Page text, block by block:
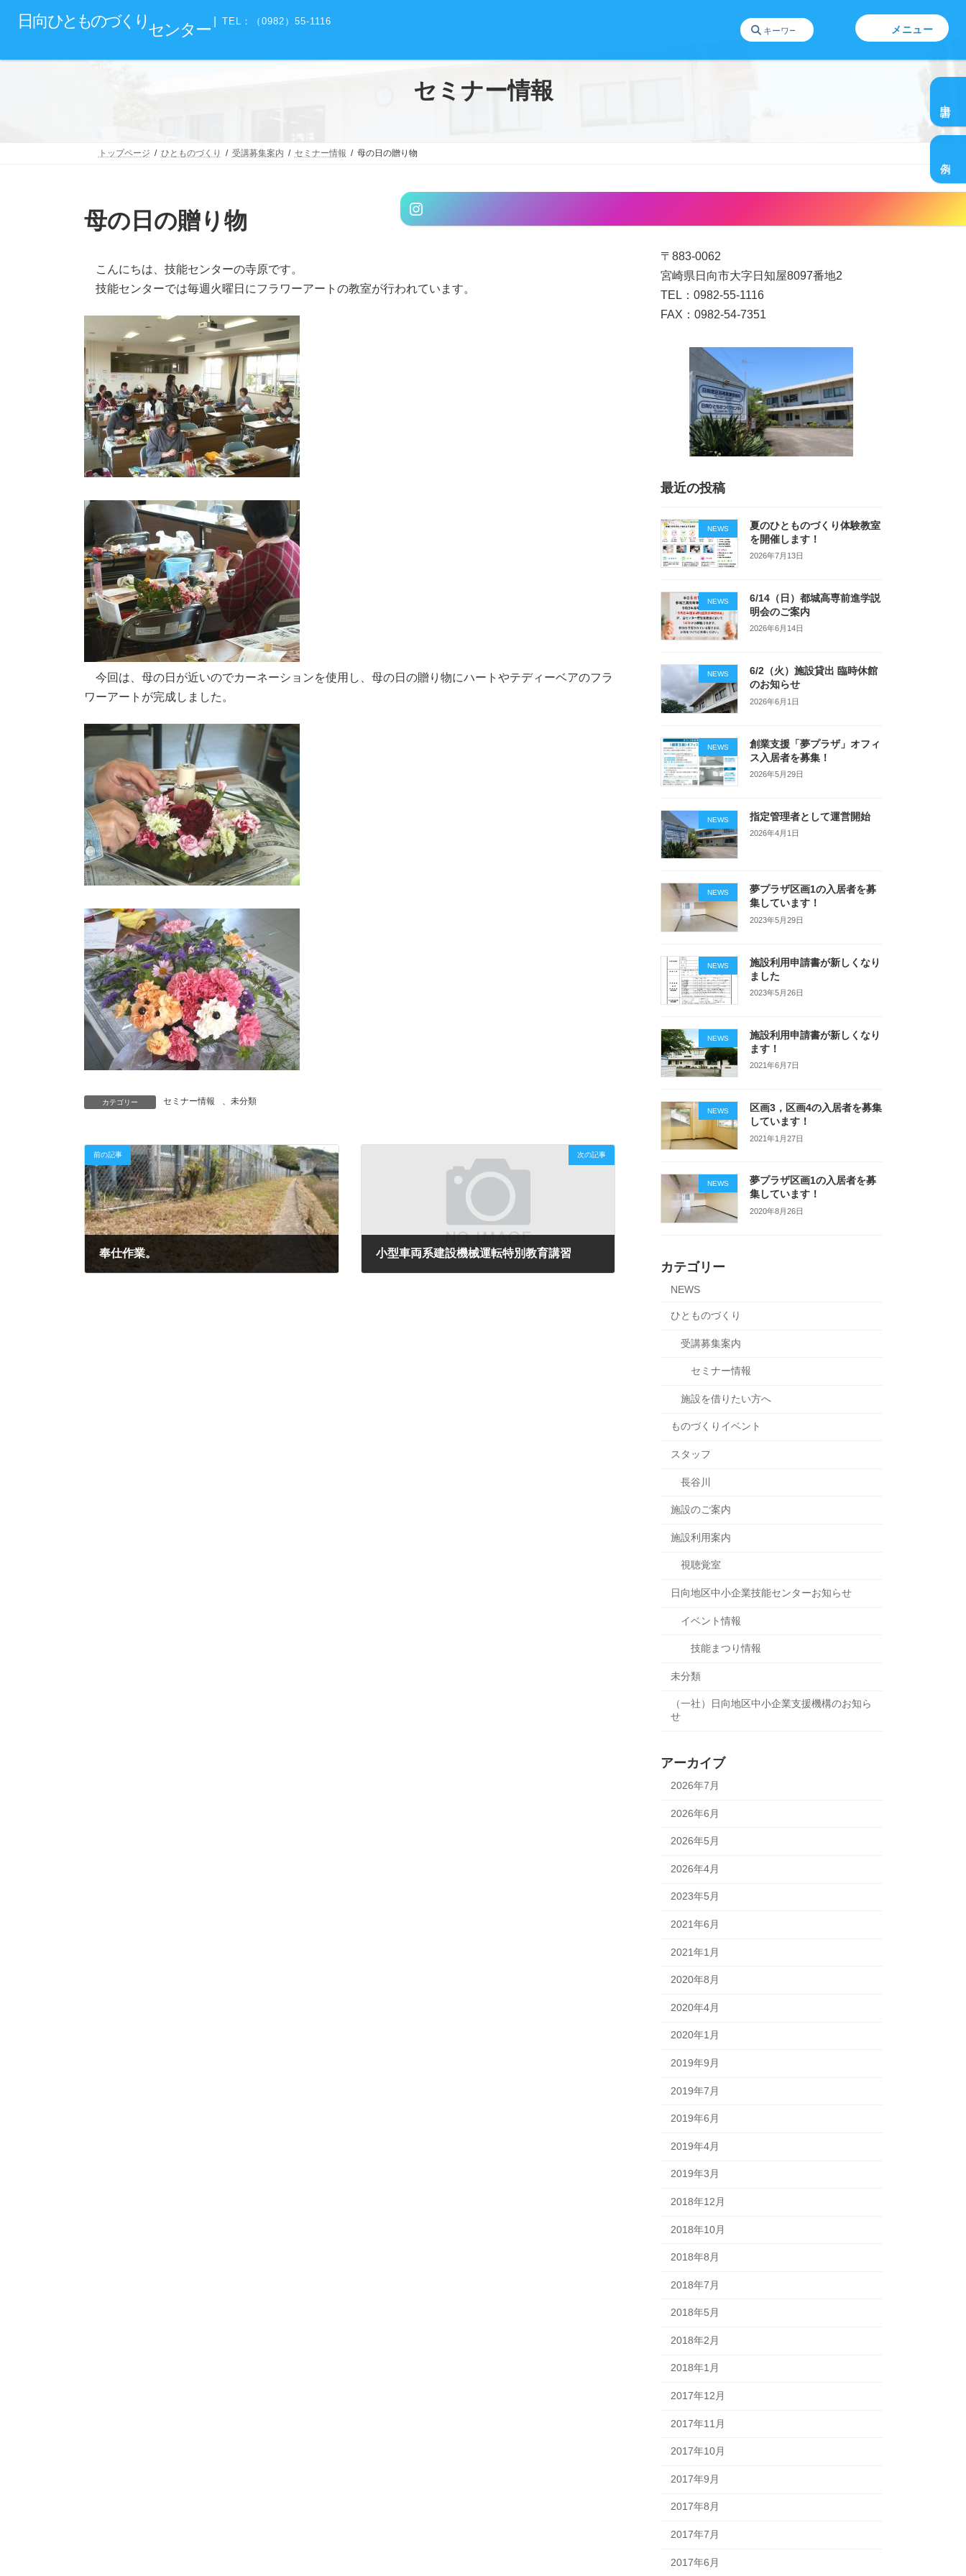
日向ひとものづくりセンター TEL：（0982）55-1116
グ
ル
プ
メニュー
グ
ー
プ
リ
ク
グ
ー
プ
Instagram
グ
ル
ー
ク
セミナー情報
トップページ ひとものづくり 受講募集案内 セミナー情報 母の日の贈り物
母の日の贈り物
こんにちは、技能センターの寺原です。
技能センターでは毎週火曜日にフラワーアートの教室が行われています。
今回は、母の日が近いのでカーネーションを使用し、母の日の贈り物にハートやテディーベアのフラ
ワーアートが完成しました。
カテゴリー セミナー情報 、 未分類
前の記事
奉仕作業。
次の記事
小型車両系建設機械運転特別教育講習
〒883-0062
宮崎県日向市大字日知屋8097番地2
TEL：0982-55-1116
FAX：0982-54-7351
最近の投稿
NEWS
夏のひとものづくり体験教室
を開催します！
2026年7月13日
NEWS
6/14（日）都城高専前進学説
明会のご案内
2026年6月14日
NEWS
6/2（火）施設貸出 臨時休館
のお知らせ
2026年6月1日
NEWS
創業支援「夢プラザ」オフィ
ス入居者を募集！
2026年5月29日
NEWS 指定管理者として運営開始
2026年4月1日
NEWS
夢プラザ区画1の入居者を募
集しています！
2023年5月29日
NEWS
施設利用申請書が新しくなり
ました
2023年5月26日
NEWS
施設利用申請書が新しくなり
ます！
2021年6月7日
NEWS
区画3，区画4の入居者を募集
しています！
2021年1月27日
NEWS
夢プラザ区画1の入居者を募
集しています！
2020年8月26日
カテゴリー
NEWS
ひとものづくり
受講募集案内
セミナー情報
施設を借りたい方へ
ものづくりイベント
スタッフ
長谷川
施設のご案内
施設利用案内
視聴覚室
日向地区中小企業技能センターお知らせ
イベント情報
技能まつり情報
未分類
（一社）日向地区中小企業支援機構のお知ら
せ
アーカイブ
2026年7月
2026年6月
2026年5月
2026年4月
2023年5月
2021年6月
2021年1月
2020年8月
2020年4月
2020年1月
2019年9月
2019年7月
2019年6月
2019年4月
2019年3月
2018年12月
2018年10月
2018年8月
2018年7月
2018年5月
2018年2月
2018年1月
2017年12月
2017年11月
2017年10月
2017年9月
2017年8月
2017年7月
2017年6月